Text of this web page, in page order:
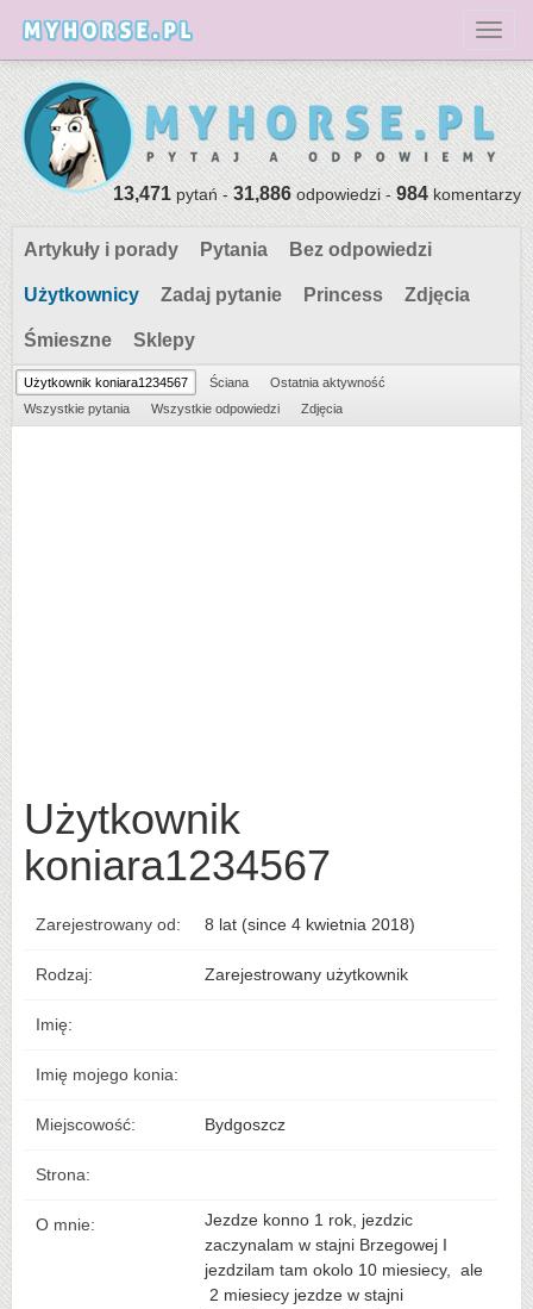
13,471pytań -31,886odpowiedzi -984komentarzy
Artykuły i porady Pytania Bez odpowiedzi
Użytkownicy Zadaj pytanie Princess Zdjęcia
Śmieszne Sklepy
Użytkownik koniara1234567 Ściana
Ostatnia aktywność
Wszystkie pytania
Wszystkie odpowiedzi Zdjęcia
Użytkownik
koniara1234567
Zarejestrowany od: 8 lat (since 4 kwietnia 2018)
Rodzaj: Zarejestrowany użytkownik
Imię:
Imię mojego konia:
Miejscowość: Bydgoszcz
Strona:
O mnie:
Jezdze konno 1 rok, jezdzic
zaczynalam w stajni Brzegowej I
jezdzilam tam okolo 10 miesiecy, ale
2 miesiecy jezdze w stajni